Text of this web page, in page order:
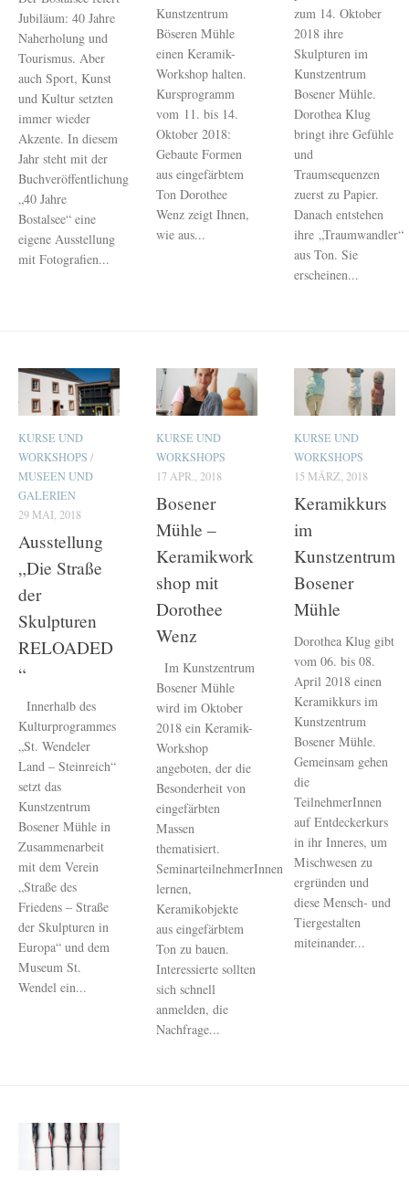
Jubiläum: 40 Jahre
Naherholung und
Tourismus. Aber
auch Sport, Kunst
und Kultur setzten
immer wieder
Akzente. In diesem
Jahr steht mit der
Buchveröffentlichung
„40 Jahre
Bostalsee“ eine
eigene Ausstellung
mit Fotografien...
Kunstzentrum
Böseren Mühle
einen Keramik-
Workshop halten.
Kursprogramm
vom 11. bis 14.
Oktober 2018:
Gebaute Formen
aus eingefärbtem
Ton Dorothee
Wenz zeigt Ihnen,
wie aus...
zum 14. Oktober
2018 ihre
Skulpturen im
Kunstzentrum
Bosener Mühle.
Dorothea Klug
bringt ihre Gefühle
und
Traumsequenzen
zuerst zu Papier.
Danach entstehen
ihre „Traumwandler“
aus Ton. Sie
erscheinen...
KURSE UND
WORKSHOPS /
MUSEEN UND
GALERIEN
29 MAI, 2018
Ausstellung
„Die Straße
der
Skulpturen
RELOADED
“
Innerhalb des
Kulturprogrammes
„St. Wendeler
Land – Steinreich“
setzt das
Kunstzentrum
Bosener Mühle in
Zusammenarbeit
mit dem Verein
„Straße des
Friedens – Straße
der Skulpturen in
Europa“ und dem
Museum St.
Wendel ein...
KURSE UND
WORKSHOPS
17 APR., 2018
Bosener
Mühle –
Keramikwork
shop mit
Dorothee
Wenz
Im Kunstzentrum
Bosener Mühle
wird im Oktober
2018 ein Keramik-
Workshop
angeboten, der die
Besonderheit von
eingefärbten
Massen
thematisiert.
SeminarteilnehmerInnen
lernen,
Keramikobjekte
aus eingefärbtem
Ton zu bauen.
Interessierte sollten
sich schnell
anmelden, die
Nachfrage...
KURSE UND
WORKSHOPS
15 MÄRZ, 2018
Keramikkurs
im
Kunstzentrum
Bosener
Mühle
Dorothea Klug gibt
vom 06. bis 08.
April 2018 einen
Keramikkurs im
Kunstzentrum
Bosener Mühle.
Gemeinsam gehen
die
TeilnehmerInnen
auf Entdeckerkurs
in ihr Inneres, um
Mischwesen zu
ergründen und
diese Mensch- und
Tiergestalten
miteinander...